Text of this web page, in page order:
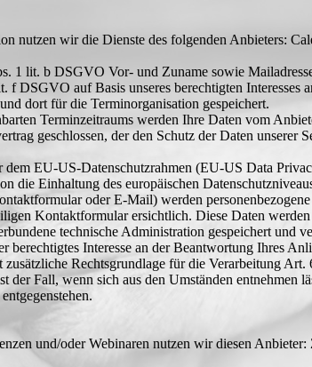
nutzen wir die Dienste des folgenden Anbieters:
1 lit. b DSGVO Vor- und Zuname sowie
DSGVO auf Basis unseres berechtigten Interesses
dort für die Terminorganisation gespeichert.
Terminzeitraums werden Ihre Daten vom
geschlossen, der den Schutz der Daten unserer
EU-US-Datenschutzrahmen (EU-US Data
die Einhaltung des europäischen
oder E-Mail) werden
Kontaktformular ersichtlich. Diese Daten
technische Administration gespeichert und
berechtigtes Interesse an der Beantwortung Ihres
zusätzliche Rechtsgrundlage für die Verarbeitung
Fall, wenn sich aus den Umständen entnehmen
und/oder Webinaren nutzen wir diesen